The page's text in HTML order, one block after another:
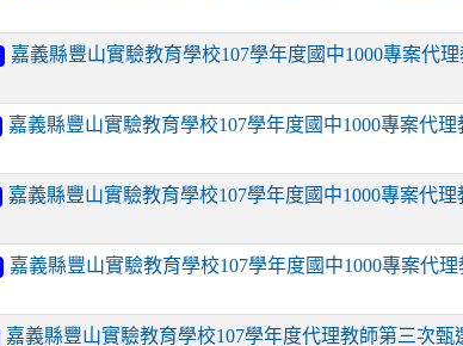
嘉義縣豐山實驗教育學校107學年度國中1000專案代
嘉義縣豐山實驗教育學校107學年度國中1000專案代
嘉義縣豐山實驗教育學校107學年度國中1000專案代
嘉義縣豐山實驗教育學校107學年度國中1000專案代
嘉義縣豐山實驗教育學校107學年度代理教師第三次甄